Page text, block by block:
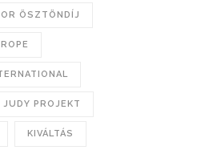
ÖSZTÖNDÍJ
JUDY PROJEKT
KIVÁLTÁS